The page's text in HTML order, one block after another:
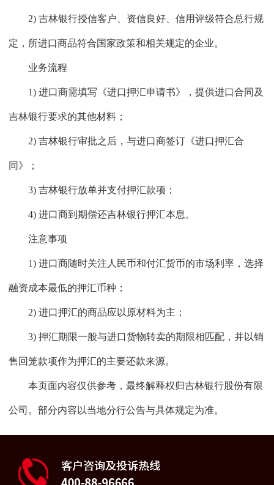
2) 吉林银行授信客户、资信良好、信用评级符合总行规
定，所进口商品符合国家政策和相关规定的企业。
业务流程
1) 进口商需填写《进口押汇申请书》，提供进口合同及
吉林银行要求的其他材料；
2) 吉林银行审批之后，与进口商签订《进口押汇合
同》；
3) 吉林银行放单并支付押汇款项；
4) 进口商到期偿还吉林银行押汇本息。
注意事项
1) 进口商随时关注人民币和付汇货币的市场利率，选择
融资成本最低的押汇币种；
2) 进口押汇的商品应以原材料为主；
3) 押汇期限一般与进口货物转卖的期限相匹配，并以销
售回笼款项作为押汇的主要还款来源。
本页面内容仅供参考，最终解释权归吉林银行股份有限
公司。部分内容以当地分行公告与具体规定为准。